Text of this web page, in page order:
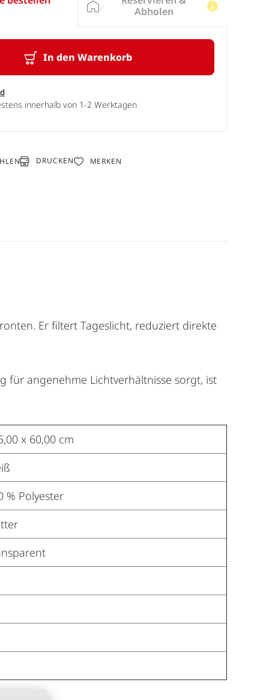
In den Warenkorb
innerhalb von 1-2 Werktagen
Abholen
DRUCKEN MERKEN
Er filtert Tageslicht, reduziert direkte
für angenehme Lichtverhältnisse sorgt, ist
x 60,00 cm
% Polyester